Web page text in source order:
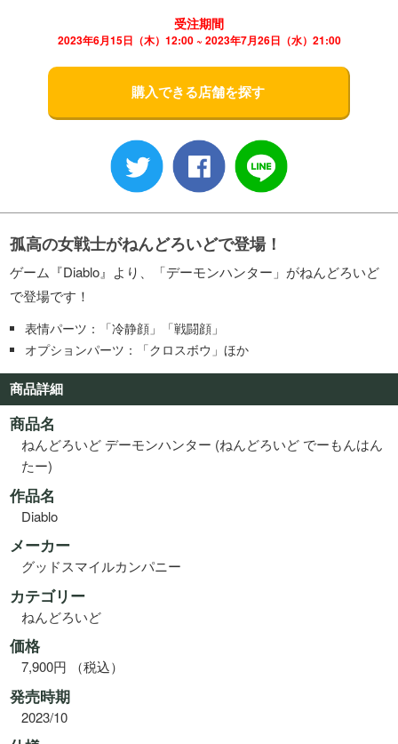
受注期間
2023年6月15日（木）12:00 ~ 2023年7月26日（水）21:00
購入できる店舗を探す
孤高の女戦士がねんどろいどで登場！
ゲーム『Diablo』より、「デーモンハンター」がねんどろいど
で登場です！
表情パーツ：「冷静顔」「戦闘顔」
オプションパーツ：「クロスボウ」ほか
商品詳細
商品名
ねんどろいど デーモンハンター (ねんどろいど でーもんはん
たー)
作品名
Diablo
メーカー
グッドスマイルカンパニー
カテゴリー
ねんどろいど
価格
7,900円 （税込）
発売時期
2023/10